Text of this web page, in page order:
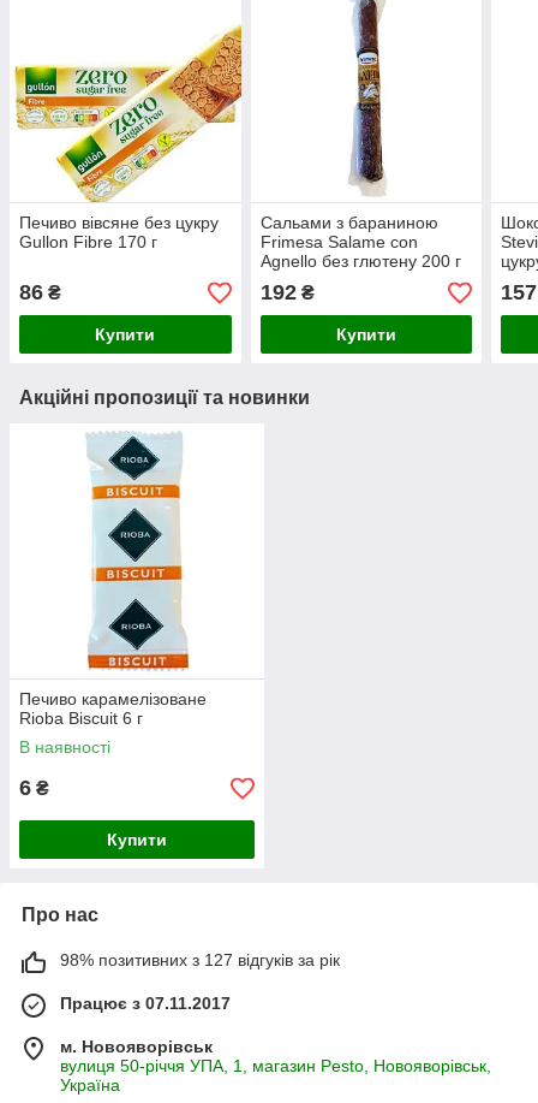
Печиво вівсяне без цукру
Gullon Fibre 170 г
86 ₴
Купити
Сальами з бараниною
Frimesa Salame con
Agnello без глютену 200 г
192₴
Купити
157
Акційні пропозиції та новинки
Печиво карамелізоване
Rioba Biscuit 6 г
В наявності
6 ₴
Купити
Про нас
98% позитивних з 127 відгуків за рік
Працює з 07.11.2017
м. Новояворівськ
вулиця 50-річчя УПА, 1, магазин Pesto, Новояворівськ,
Україна